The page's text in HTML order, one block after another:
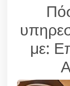
με: